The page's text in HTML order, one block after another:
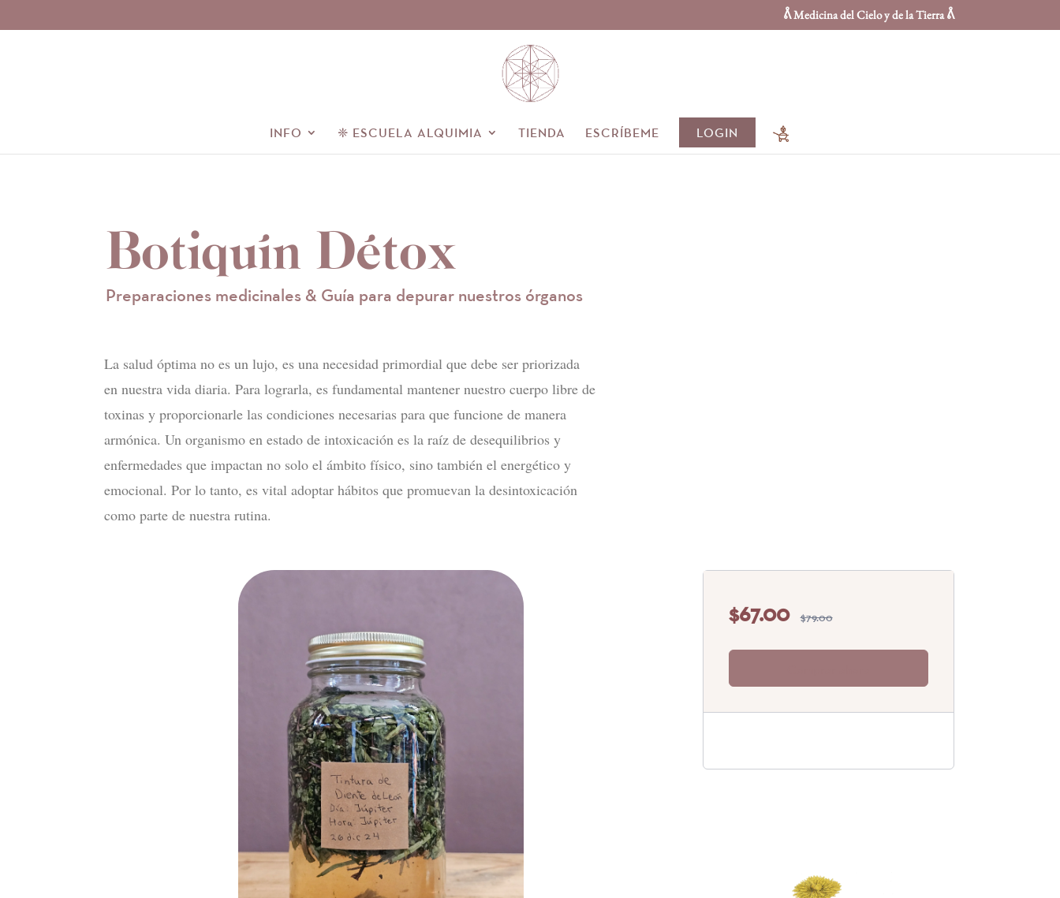
ᕔ Medicina del Cielo y de la Tierra ᕔ
INFO ❈ ESCUELA ALQUIMIA TIENDA ESCRÍBEME LOGIN
Botiquín Détox
Preparaciones medicinales & Guía para depurar nuestros órganos
La salud óptima no es un lujo, es una necesidad primordial que debe ser priorizada
en nuestra vida diaria. Para lograrla, es fundamental mantener nuestro cuerpo libre de
toxinas y proporcionarle las condiciones necesarias para que funcione de manera
armónica. Un organismo en estado de intoxicación es la raíz de desequilibrios y
enfermedades que impactan no solo el ámbito físico, sino también el energético y
emocional. Por lo tanto, es vital adoptar hábitos que promuevan la desintoxicación
como parte de nuestra rutina.
$67.00 $79.00